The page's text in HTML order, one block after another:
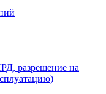
разрешение на